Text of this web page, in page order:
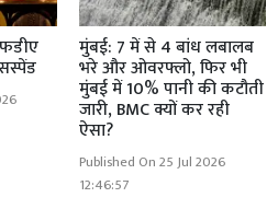
मुंबई: 7 में से 4 बांध लबालब
भरे और ओवरफ्लो, फिर भी
मुंबई में 10% पानी की कटौती
जारी, BMC क्यों कर रही
ऐसा?
Published On 25 Jul 2026
12:46:57